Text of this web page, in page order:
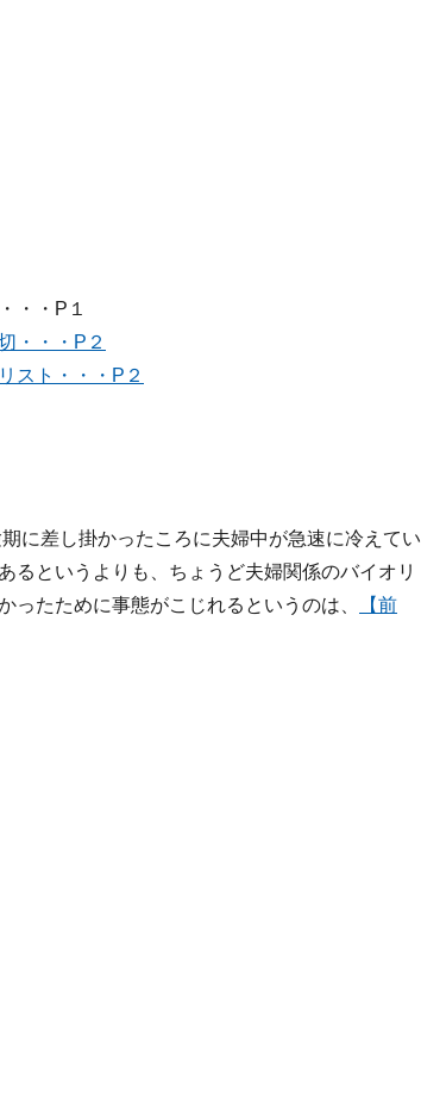
・・P１
・・・P２
スト・・・P２
に差し掛かったころに夫婦中が急速に冷えてい
るというよりも、ちょうど夫婦関係のバイオリ
ったために事態がこじれるというのは、
【前